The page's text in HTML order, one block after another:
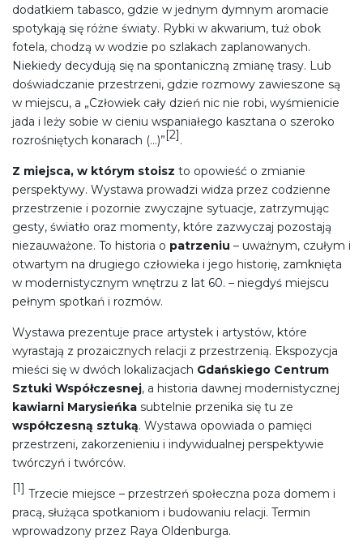
dodatkiem tabasco, gdzie w jednym dymnym aromacie
spotykają się różne światy. Rybki w akwarium, tuż obok
fotela, chodzą w wodzie po szlakach zaplanowanych.
Niekiedy decydują się na spontaniczną zmianę trasy. Lub
doświadczanie przestrzeni, gdzie rozmowy zawieszone są
w miejscu, a „Człowiek cały dzień nic nie robi, wyśmienicie
jada i leży sobie w cieniu wspaniałego kasztana o szeroko
rozrośniętych konarach (…)”[2].
Z miejsca, w którym stoisz to opowieść o zmianie
perspektywy. Wystawa prowadzi widza przez codzienne
przestrzenie i pozornie zwyczajne sytuacje, zatrzymując
gesty, światło oraz momenty, które zazwyczaj pozostają
niezauważone. To historia o patrzeniu – uważnym, czułym i
otwartym na drugiego człowieka i jego historię, zamknięta
w modernistycznym wnętrzu z lat 60. – niegdyś miejscu
pełnym spotkań i rozmów.
Wystawa prezentuje prace artystek i artystów, które
wyrastają z prozaicznych relacji z przestrzenią. Ekspozycja
mieści się w dwóch lokalizacjach Gdańskiego Centrum
Sztuki Współczesnej, a historia dawnej modernistycznej
kawiarni Marysieńka subtelnie przenika się tu ze
współczesną sztuką. Wystawa opowiada o pamięci
przestrzeni, zakorzenieniu i indywidualnej perspektywie
twórczyń i twórców.
[1] Trzecie miejsce – przestrzeń społeczna poza domem i
pracą, służąca spotkaniom i budowaniu relacji. Termin
wprowadzony przez Raya Oldenburga.